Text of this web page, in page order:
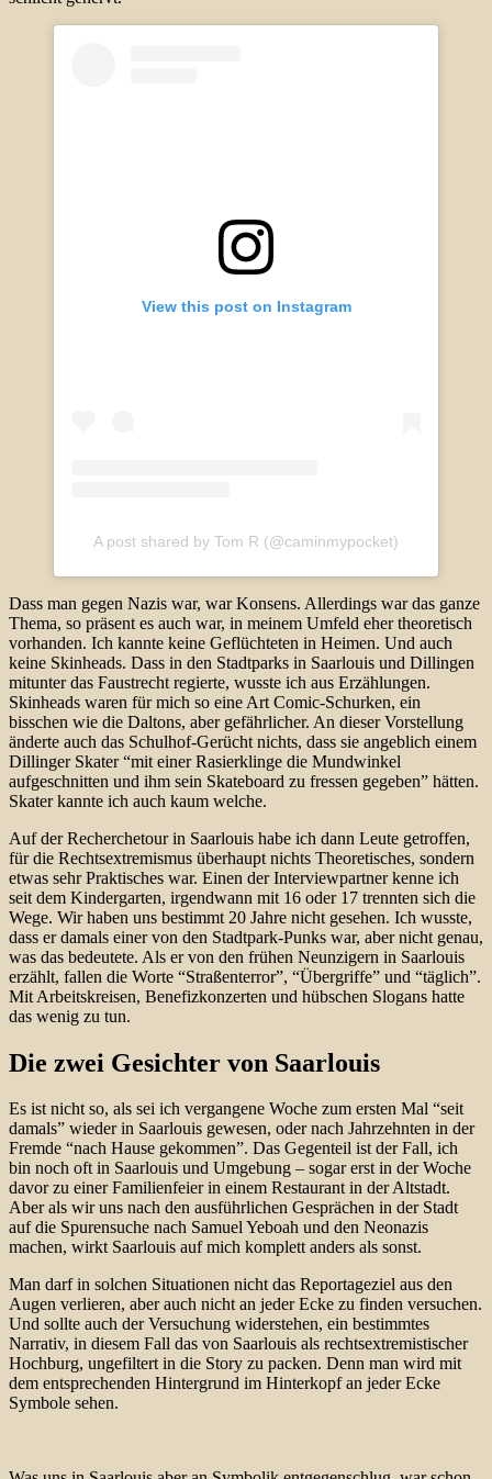
View this post on Instagram
A post shared by Tom R (@caminmypocket)
Dass man gegen Nazis war, war Konsens. Allerdings war das ganze
Thema, so präsent es auch war, in meinem Umfeld eher theoretisch
vorhanden. Ich kannte keine Geflüchteten in Heimen. Und auch
keine Skinheads. Dass in den Stadtparks in Saarlouis und Dillingen
mitunter das Faustrecht regierte, wusste ich aus Erzählungen.
Skinheads waren für mich so eine Art Comic-Schurken, ein
bisschen wie die Daltons, aber gefährlicher. An dieser Vorstellung
änderte auch das Schulhof-Gerücht nichts, dass sie angeblich einem
Dillinger Skater “mit einer Rasierklinge die Mundwinkel
aufgeschnitten und ihm sein Skateboard zu fressen gegeben” hätten.
Skater kannte ich auch kaum welche.
Auf der Recherchetour in Saarlouis habe ich dann Leute getroffen,
für die Rechtsextremismus überhaupt nichts Theoretisches, sondern
etwas sehr Praktisches war. Einen der Interviewpartner kenne ich
seit dem Kindergarten, irgendwann mit 16 oder 17 trennten sich die
Wege. Wir haben uns bestimmt 20 Jahre nicht gesehen. Ich wusste,
dass er damals einer von den Stadtpark-Punks war, aber nicht genau,
was das bedeutete. Als er von den frühen Neunzigern in Saarlouis
erzählt, fallen die Worte “Straßenterror”, “Übergriffe” und “täglich”.
Mit Arbeitskreisen, Benefizkonzerten und hübschen Slogans hatte
das wenig zu tun.
Die zwei Gesichter von Saarlouis
Es ist nicht so, als sei ich vergangene Woche zum ersten Mal “seit
damals” wieder in Saarlouis gewesen, oder nach Jahrzehnten in der
Fremde “nach Hause gekommen”. Das Gegenteil ist der Fall, ich
bin noch oft in Saarlouis und Umgebung – sogar erst in der Woche
davor zu einer Familienfeier in einem Restaurant in der Altstadt.
Aber als wir uns nach den ausführlichen Gesprächen in der Stadt
auf die Spurensuche nach Samuel Yeboah und den Neonazis
machen, wirkt Saarlouis auf mich komplett anders als sonst.
Man darf in solchen Situationen nicht das Reportageziel aus den
Augen verlieren, aber auch nicht an jeder Ecke zu finden versuchen.
Und sollte auch der Versuchung widerstehen, ein bestimmtes
Narrativ, in diesem Fall das von Saarlouis als rechtsextremistischer
Hochburg, ungefiltert in die Story zu packen. Denn man wird mit
dem entsprechenden Hintergrund im Hinterkopf an jeder Ecke
Symbole sehen.